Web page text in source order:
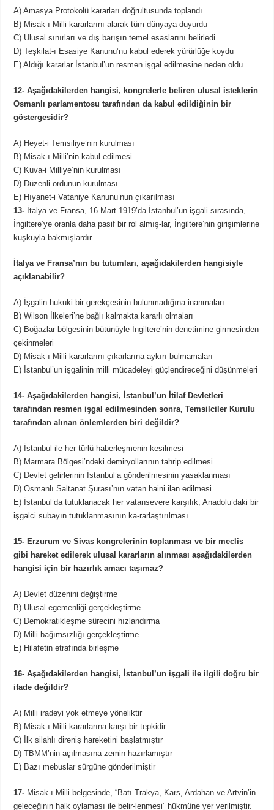
A) Amasya Protokolü kararları doğrultusunda toplandı
B) Misak-ı Milli kararlarını alarak tüm dünyaya duyurdu
C) Ulusal sınırları ve dış barışın temel esaslarını belirledi
D) Teşkilat-ı Esasiye Kanunu’nu kabul ederek yürürlüğe koydu
E) Aldığı kararlar İstanbul’un resmen işgal edilmesine neden oldu
12- Aşağıdakilerden hangisi, kongrelerle beliren ulusal isteklerin
Osmanlı parlamentosu tarafından da kabul edildiğinin bir
göstergesidir?
A) Heyet-i Temsiliye’nin kurulması
B) Misak-ı Milli’nin kabul edilmesi
C) Kuva-i Milliye’nin kurulması
D) Düzenli ordunun kurulması
E) Hıyanet-i Vataniye Kanunu’nun çıkarılması
13- İtalya ve Fransa, 16 Mart 1919’da İstanbul’un işgali sırasında,
İngiltere’ye oranla daha pasif bir rol almış-lar, İngiltere’nin girişimlerine
kuşkuyla bakmışlardır.
İtalya ve Fransa’nın bu tutumları, aşağıdakilerden hangisiyle
açıklanabilir?
A) İşgalin hukuki bir gerekçesinin bulunmadığına inanmaları
B) Wilson İlkeleri’ne bağlı kalmakta kararlı olmaları
C) Boğazlar bölgesinin bütünüyle İngiltere’nin denetimine girmesinden
çekinmeleri
D) Misak-ı Milli kararlarını çıkarlarına aykırı bulmamaları
E) İstanbul’un işgalinin milli mücadeleyi güçlendireceğini düşünmeleri
14- Aşağıdakilerden hangisi, İstanbul’un İtilaf Devletleri
tarafından resmen işgal edilmesinden sonra, Temsilciler Kurulu
tarafından alınan önlemlerden biri değildir?
A) İstanbul ile her türlü haberleşmenin kesilmesi
B) Marmara Bölgesi’ndeki demiryollarının tahrip edilmesi
C) Devlet gelirlerinin İstanbul’a gönderilmesinin yasaklanması
D) Osmanlı Saltanat Şurası’nın vatan haini ilan edilmesi
E) İstanbul’da tutuklanacak her vatansevere karşılık, Anadolu’daki bir
işgalci subayın tutuklanmasının ka-rarlaştırılması
15- Erzurum ve Sivas kongrelerinin toplanması ve bir meclis
gibi hareket edilerek ulusal kararların alınması aşağıdakilerden
hangisi için bir hazırlık amacı taşımaz?
A) Devlet düzenini değiştirme
B) Ulusal egemenliği gerçekleştirme
C) Demokratikleşme sürecini hızlandırma
D) Milli bağımsızlığı gerçekleştirme
E) Hilafetin etrafında birleşme
16- Aşağıdakilerden hangisi, İstanbul’un işgali ile ilgili doğru bir
ifade değildir?
A) Milli iradeyi yok etmeye yöneliktir
B) Misak-ı Milli kararlarına karşı bir tepkidir
C) İlk silahlı direniş hareketini başlatmıştır
D) TBMM’nin açılmasına zemin hazırlamıştır
E) Bazı mebuslar sürgüne gönderilmiştir
17- Misak-ı Milli belgesinde, “Batı Trakya, Kars, Ardahan ve Artvin’in
geleceğinin halk oylaması ile belir-lenmesi” hükmüne yer verilmiştir.